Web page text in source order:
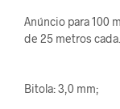
Anúncio para 100
de 25 metros
Bitola: 3,0 mm;